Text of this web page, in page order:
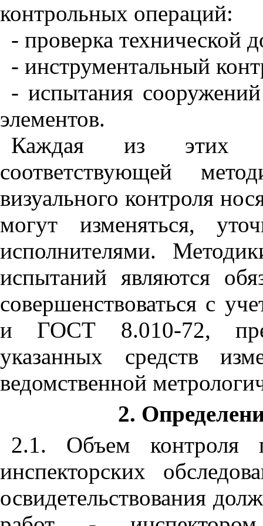
контрольных операций:
- проверка технической
- инструментальный
- испытания
элементов.
Каждая из этих
соответствующей
визуального контроля
могут изменяться,
исполнителями.
испытаний являются
совершенствоваться с
и ГОСТ 8.010-72,
указанных средств
ведомственной
2.
2.1. Объем контроля
инспекторских
освидетельствования